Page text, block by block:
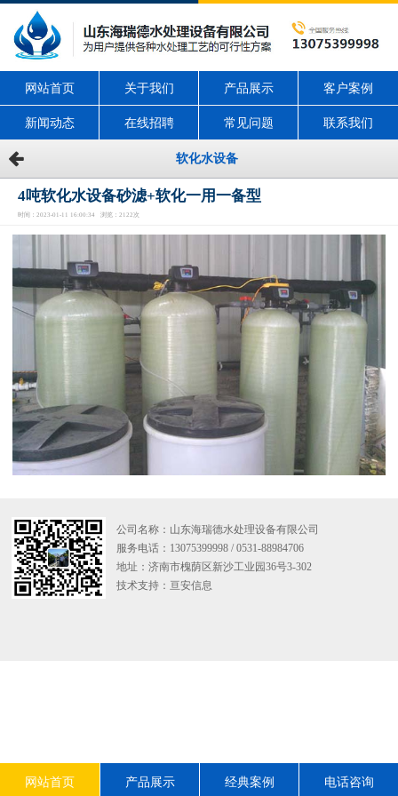
网站首页 关于我们 产品展示 客户案例
新闻动态 在线招聘 常见问题 联系我们
软化水设备
4吨软化水设备砂滤+软化一用一备型
时间：2023-01-11 16:00:34 浏览：2122次
公司名称：山东海瑞德水处理设备有限公司
服务电话：13075399998 / 0531-88984706
地址：济南市槐荫区新沙工业园36号3-302
技术支持： 亘安信息
网站首页 产品展示 经典案例 电话咨询